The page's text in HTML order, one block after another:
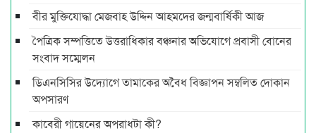
বীর মুক্তিযোদ্ধা মেজবাহ উদ্দিন আহমদের জন্মবার্ষিকী আজ
পৈত্রিক সম্পত্তিতে উত্তরাধিকার বঞ্চনার অভিযোগে প্রবাসী বোনের
সংবাদ সম্মেলন
ডিএনসিসির উদ্যোগে তামাকের অবৈধ বিজ্ঞাপন সম্বলিত দোকান
অপসারণ
কাবেরী গায়েনের অপরাধটা কী?